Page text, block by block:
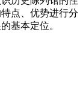
点、优势进行分
基本定位。